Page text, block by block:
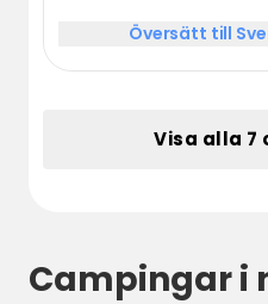
Nära till ett litet bad
sandbotten och fint
gårdsbutik finns i
Översätt till
Visa alla 7
Campingar i